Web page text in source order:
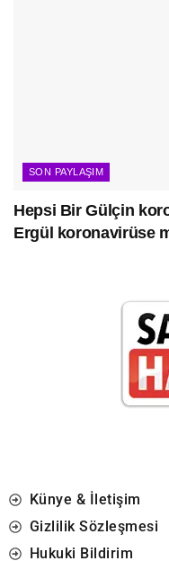
SON PAYLAŞIM
Hepsi Bir Gülçin
Ergül koronavirüse
Künye & İletişim
Gizlilik Sözleşmesi
Hukuki Bildirim